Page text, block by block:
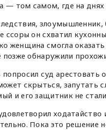
— том самом, где на
злоумышленник,
ссоры он схватил
женщина смогла
позже обнаружили
попросил суд арестовать
скрыться, запутать
и его защитник не
Пока это решение